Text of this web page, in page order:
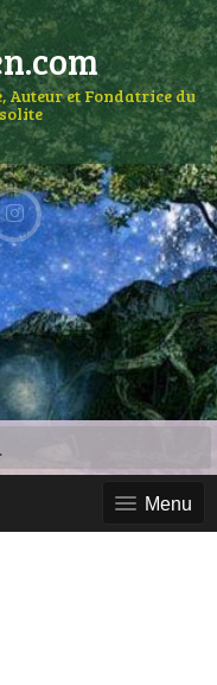
Auteur et Fondatrice du
Menu